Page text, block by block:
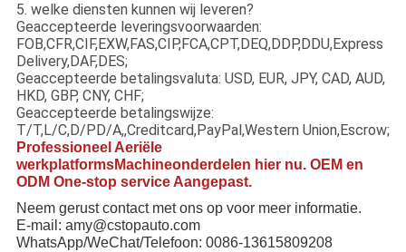
5. welke diensten kunnen wij leveren?
Geaccepteerde leveringsvoorwaarden:
FOB,CFR,CIF,EXW,FAS,CIP,FCA,CPT,DEQ,DDP,DDU,Express
Delivery,DAF,DES;
Geaccepteerde betalingsvaluta: USD, EUR, JPY, CAD, AUD,
HKD, GBP, CNY, CHF;
Geaccepteerde betalingswijze:
T/T,L/C,D/PD/A,,Creditcard,PayPal,Western Union,Escrow;
Professioneel Aeriële
werkplatformsMachineonderdelen hier nu. OEM en
ODM One-stop service Aangepast.
Neem gerust contact met ons op voor meer informatie.
E-mail: amy@cstopauto.com
WhatsApp/WeChat/Telefoon: 0086-13615809208